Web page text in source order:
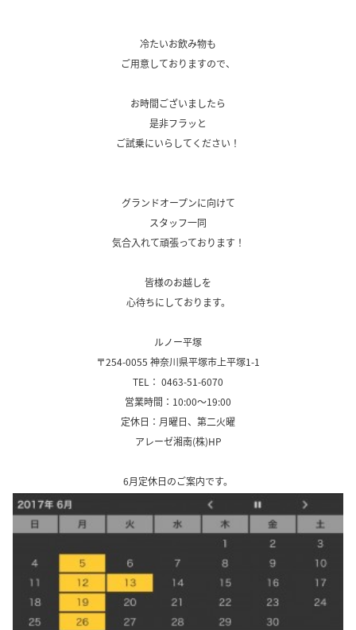
冷たいお飲み物も
ご用意しておりますので、
お時間ございましたら
是非フラッと
ご試乗にいらしてください！
グランドオープンに向けて
スタッフ一同
気合入れて頑張っております！
皆様のお越しを
心待ちにしております。
ルノー平塚
〒254-0055 神奈川県平塚市上平塚1-1
TEL： 0463-51-6070
営業時間：10:00～19:00
定休日：月曜日、第二火曜
アレーゼ湘南(株)HP
6月定休日のご案内です。